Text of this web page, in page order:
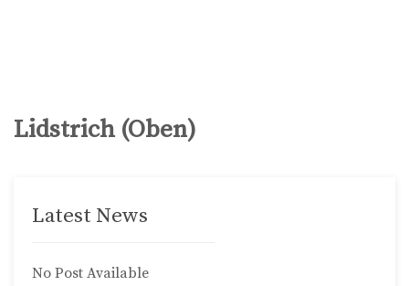
Lidstrich (Oben)
Latest News
No Post Available